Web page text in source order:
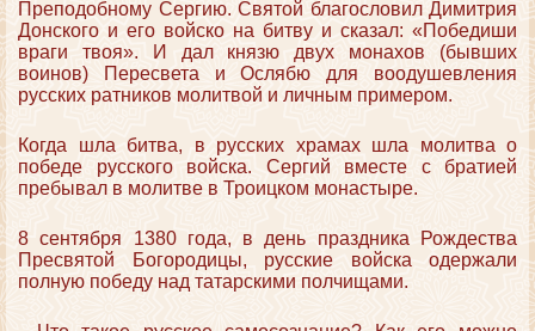
Преподобному Сергию. Святой благословил Димитрия
Донского и его войско на битву и сказал: «Победиши
враги твоя». И дал князю двух монахов (бывших
воинов) Пересвета и Ослябю для воодушевления
русских ратников молитвой и личным примером.
Когда шла битва, в русских храмах шла молитва о
победе русского войска. Сергий вместе с братией
пребывал в молитве в Троицком монастыре.
8 сентября 1380 года, в день праздника Рождества
Пресвятой Богородицы, русские войска одержали
полную победу над татарскими полчищами.